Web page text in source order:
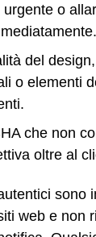
urgente o
del
o elementi
che non
oltre al
sono
web e non